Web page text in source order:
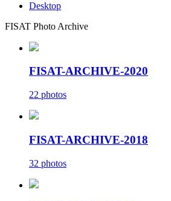
Desktop
FISAT Photo Archive
FISAT-ARCHIVE-2020
22 photos
FISAT-ARCHIVE-2018
32 photos